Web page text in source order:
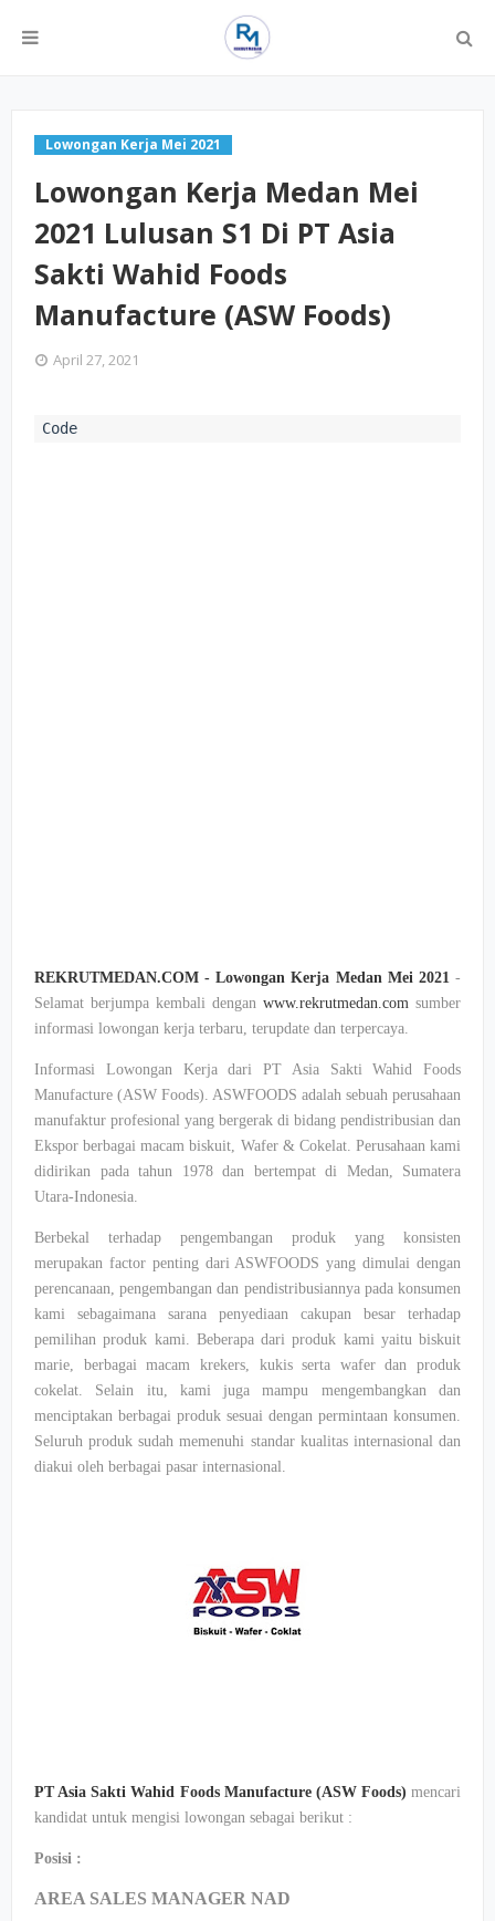
Lowongan Kerja Mei 2021
Lowongan Kerja Medan Mei
2021 Lulusan S1 Di PT Asia
Sakti Wahid Foods
Manufacture (ASW Foods)
April 27, 2021
REKRUTMEDAN.COM - Lowongan Kerja Medan Mei 2021-
Selamat berjumpa kembali dengan www.rekrutmedan.com sumber
informasi lowongan kerja terbaru, terupdate dan terpercaya.
Informasi Lowongan Kerja dari PT Asia Sakti Wahid Foods
Manufacture (ASW Foods). ASWFOODS adalah sebuah perusahaan
manufaktur profesional yang bergerak di bidang pendistribusian dan
Ekspor berbagai macam biskuit, Wafer & Cokelat. Perusahaan kami
didirikan pada tahun 1978 dan bertempat di Medan, Sumatera
Utara-Indonesia.
Berbekal terhadap pengembangan produk yang konsisten
merupakan factor penting dari ASWFOODS yang dimulai dengan
perencanaan, pengembangan dan pendistribusiannya pada konsumen
kami sebagaimana sarana penyediaan cakupan besar terhadap
pemilihan produk kami. Beberapa dari produk kami yaitu biskuit
marie, berbagai macam krekers, kukis serta wafer dan produk
cokelat. Selain itu, kami juga mampu mengembangkan dan
menciptakan berbagai produk sesuai dengan permintaan konsumen.
Seluruh produk sudah memenuhi standar kualitas internasional dan
diakui oleh berbagai pasar internasional.
PT Asia Sakti Wahid Foods Manufacture (ASW Foods) mencari
kandidat untuk mengisi lowongan sebagai berikut :
Posisi :
AREA SALES MANAGER NAD